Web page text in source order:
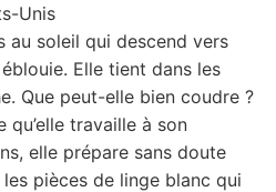
Unis
au soleil qui descend vers
Elle tient dans les
Que peut-elle bien coudre ?
qu’elle travaille à son
elle prépare sans doute
pièces de linge blanc qui